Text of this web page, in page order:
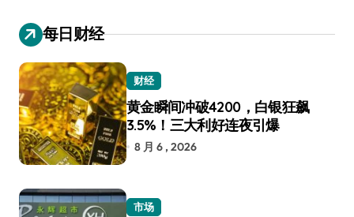
每日财经
财经
黄金瞬间冲破4200，白银狂飙
3.5%！三大利好连夜引爆
8 月 6 , 2026
市场